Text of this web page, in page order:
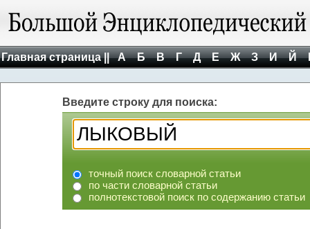
Главная страница || А Б В Г Д Е Ж З И Й
Введите строку для поиска:
точный поиск словарной статьи
по части словарной статьи
полнотекстовой поиск по содержанию статьи